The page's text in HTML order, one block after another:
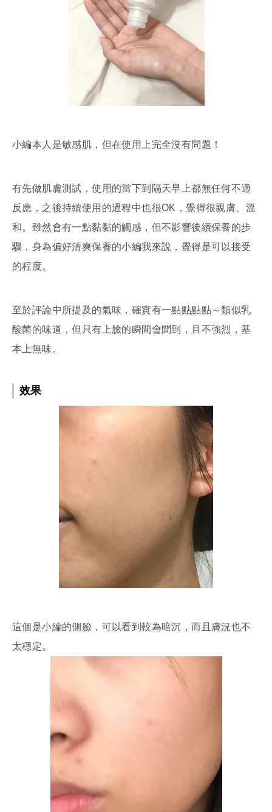
小編本人是敏感肌，但在使用上完全沒有問題！
有先做肌膚測試，使用的當下到隔天早上都無任何不適
反應，之後持續使用的過程中也很OK，覺得很親膚、溫
和。雖然會有一點黏黏的觸感，但不影響後續保養的步
驟，身為偏好清爽保養的小編我來說，覺得是可以接受
的程度。
至於評論中所提及的氣味，確實有一點點點點～類似乳
酸菌的味道，但只有上臉的瞬間會聞到，且不強烈，基
本上無味。
效果
這個是小編的側臉，可以看到較為暗沉，而且膚況也不
太穩定。